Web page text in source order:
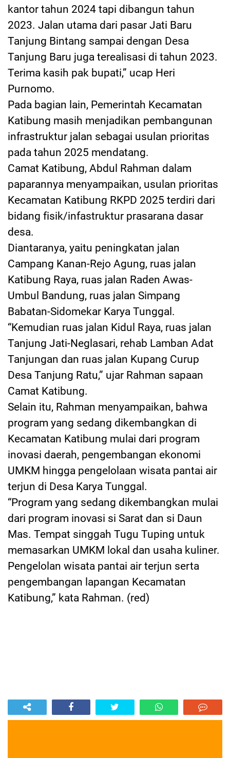
kantor tahun 2024 tapi dibangun tahun
2023. Jalan utama dari pasar Jati Baru
Tanjung Bintang sampai dengan Desa
Tanjung Baru juga terealisasi di tahun 2023.
Terima kasih pak bupati,” ucap Heri
Purnomo.
Pada bagian lain, Pemerintah Kecamatan
Katibung masih menjadikan pembangunan
infrastruktur jalan sebagai usulan prioritas
pada tahun 2025 mendatang.
Camat Katibung, Abdul Rahman dalam
paparannya menyampaikan, usulan prioritas
Kecamatan Katibung RKPD 2025 terdiri dari
bidang fisik/infastruktur prasarana dasar
desa.
Diantaranya, yaitu peningkatan jalan
Campang Kanan-Rejo Agung, ruas jalan
Katibung Raya, ruas jalan Raden Awas-
Umbul Bandung, ruas jalan Simpang
Babatan-Sidomekar Karya Tunggal.
“Kemudian ruas jalan Kidul Raya, ruas jalan
Tanjung Jati-Neglasari, rehab Lamban Adat
Tanjungan dan ruas jalan Kupang Curup
Desa Tanjung Ratu,” ujar Rahman sapaan
Camat Katibung.
Selain itu, Rahman menyampaikan, bahwa
program yang sedang dikembangkan di
Kecamatan Katibung mulai dari program
inovasi daerah, pengembangan ekonomi
UMKM hingga pengelolaan wisata pantai air
terjun di Desa Karya Tunggal.
“Program yang sedang dikembangkan mulai
dari program inovasi si Sarat dan si Daun
Mas. Tempat singgah Tugu Tuping untuk
memasarkan UMKM lokal dan usaha kuliner.
Pengelolan wisata pantai air terjun serta
pengembangan lapangan Kecamatan
Katibung,” kata Rahman. (red)